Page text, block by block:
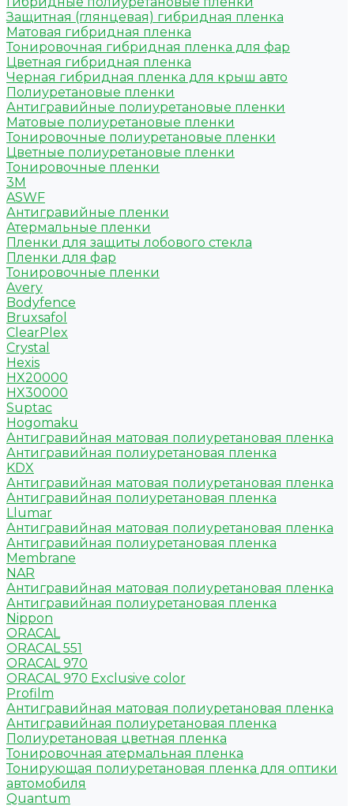
Защитная (глянцевая) гибридная пленка
Матовая гибридная пленка
Тонировочная гибридная пленка для фар
Цветная гибридная пленка
Черная гибридная пленка для крыш авто
Полиуретановые пленки
Антигравийные полиуретановые пленки
Матовые полиуретановые пленки
Тонировочные полиуретановые пленки
Цветные полиуретановые пленки
Тонировочные пленки
3M
ASWF
Антигравийные пленки
Атермальные пленки
Пленки для защиты лобового стекла
Пленки для фар
Тонировочные пленки
Avery
Bodyfence
Bruxsafol
ClearPlex
Crystal
Hexis
HX20000
HX30000
Suptac
Hogomaku
Антигравийная матовая полиуретановая пленка
Антигравийная полиуретановая пленка
KDX
Антигравийная матовая полиуретановая пленка
Антигравийная полиуретановая пленка
Llumar
Антигравийная матовая полиуретановая пленка
Антигравийная полиуретановая пленка
Membrane
NAR
Антигравийная матовая полиуретановая пленка
Антигравийная полиуретановая пленка
Nippon
ORACAL
ORACAL 551
ORACAL 970
ORACAL 970 Exclusive color
Profilm
Антигравийная матовая полиуретановая пленка
Антигравийная полиуретановая пленка
Полиуретановая цветная пленка
Тонировочная атермальная пленка
Тонирующая полиуретановая пленка для оптики
автомобиля
Quantum